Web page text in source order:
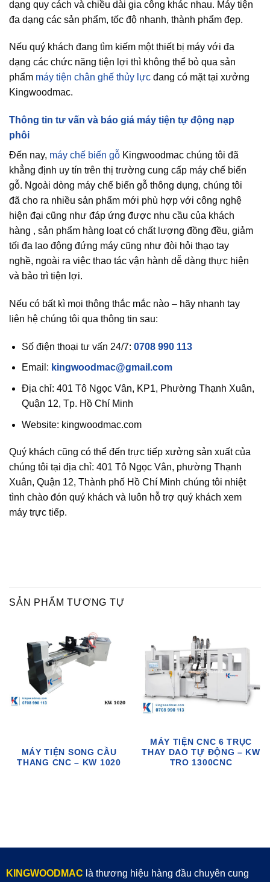
dạng quy cách và chiều dài gia công khác nhau. Máy tiện
đa dạng các sản phẩm, tốc độ nhanh, thành phẩm đẹp.
Nếu quý khách đang tìm kiếm một thiết bị máy với đa
dạng các chức năng tiện lợi thì không thể bỏ qua sản
phẩm máy tiện chân ghế thủy lực đang có mặt tại xưởng
Kingwoodmac.
Thông tin tư vấn và báo giá máy tiện tự động nạp
phôi
Đến nay, máy chế biến gỗ Kingwoodmac chúng tôi đã
khẳng định uy tín trên thị trường cung cấp máy chế biến
gỗ. Ngoài dòng máy chế biến gỗ thông dụng, chúng tôi
đã cho ra nhiều sản phẩm mới phù hợp với công nghệ
hiện đại cũng như đáp ứng được nhu cầu của khách
hàng , sản phẩm hàng loạt có chất lượng đồng đều, giảm
tối đa lao động đứng máy cũng như đòi hỏi thạo tay
nghề, ngoài ra việc thao tác vận hành dễ dàng thực hiện
và bảo trì tiện lợi.
Nếu có bất kì mọi thông thắc mắc nào – hãy nhanh tay
liên hệ chúng tôi qua thông tin sau:
Số điện thoại tư vấn 24/7: 0708 990 113
Email: kingwoodmac@gmail.com
Địa chỉ: 401 Tô Ngọc Vân, KP1, Phường Thạnh Xuân,
Quận 12, Tp. Hồ Chí Minh
Website: kingwoodmac.com
Quý khách cũng có thể đến trực tiếp xưởng sản xuất của
chúng tôi tại địa chỉ: 401 Tô Ngọc Vân, phường Thạnh
Xuân, Quận 12, Thành phố Hồ Chí Minh chúng tôi nhiệt
tình chào đón quý khách và luôn hỗ trợ quý khách xem
máy trực tiếp.
SẢN PHẨM TƯƠNG TỰ
MÁY TIỆN SONG CẦU
THANG CNC – KW 1020
MÁY TIỆN CNC 6 TRỤC
THAY DAO TỰ ĐỘNG – KW
TRO 1300CNC
KINGWOODMAC là thương hiệu hàng đầu chuyên cung